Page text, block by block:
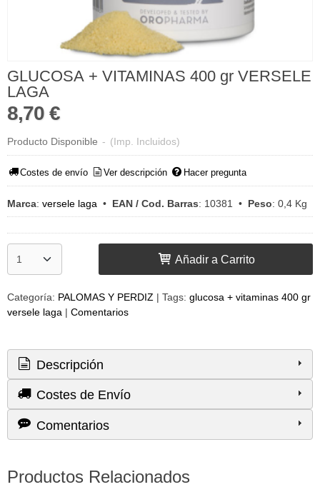
GLUCOSA + VITAMINAS 400 gr VERSELE
LAGA
8,70 €
Producto Disponible - (Imp. Incluidos)
Costes de envío Ver descripción Hacer pregunta
Marca: versele laga • EAN / Cod. Barras: 10381 • Peso: 0,4 Kg
Añadir a Carrito
Categoría: PALOMAS Y PERDIZ | Tags: glucosa + vitaminas 400 gr
versele laga | Comentarios
Descripción
Costes de Envío
Comentarios
Productos Relacionados